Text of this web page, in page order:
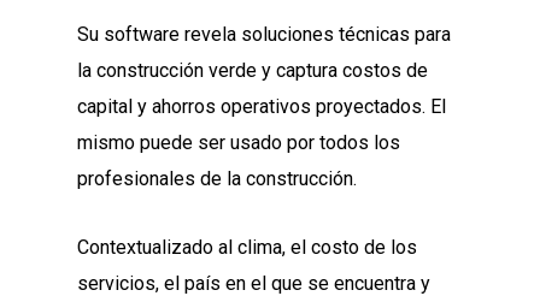
Su software revela soluciones técnicas para
la construcción verde y captura costos de
capital y ahorros operativos proyectados. El
mismo puede ser usado por todos los
profesionales de la construcción.
Contextualizado al clima, el costo de los
servicios, el país en el que se encuentra y